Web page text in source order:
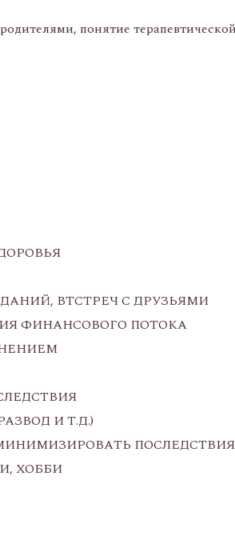
понятие
ВТСТРЕЧ С ДРУЗЬЯМИ
ФИНАНСОВОГО ПОТОКА
И Т.Д.)
ПОСЛЕДСТВИЯ
ХОББИ